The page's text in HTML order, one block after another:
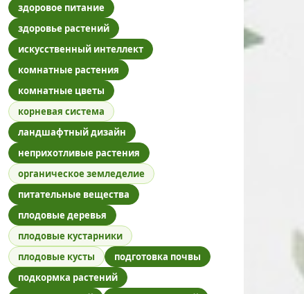
здоровое питание
здоровье растений
искусственный интеллект
комнатные растения
комнатные цветы
корневая система
ландшафтный дизайн
неприхотливые растения
органическое земледелие
питательные вещества
плодовые деревья
плодовые кустарники
плодовые кусты
подготовка почвы
подкормка растений